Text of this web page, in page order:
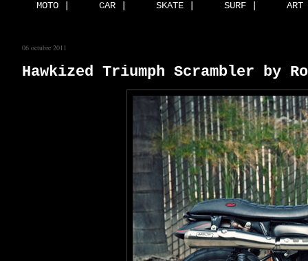
MOTO | CAR | SKATE | SURF |
06 octubre 2011
Hawkized Triumph Scrambler by